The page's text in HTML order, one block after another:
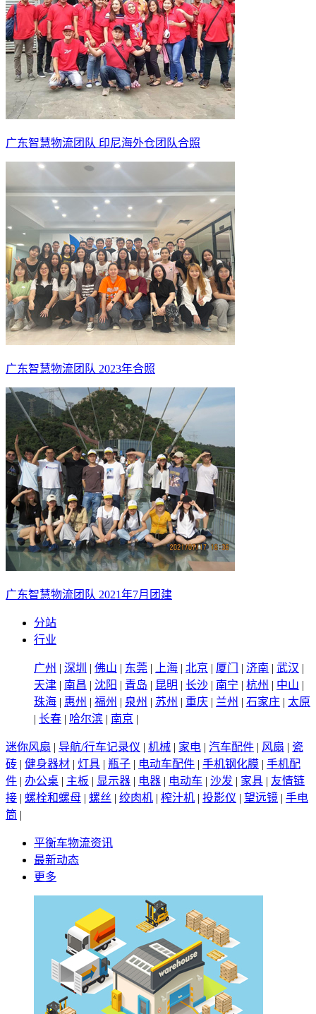
广东智慧物流团队 印尼海外仓团队合照
广东智慧物流团队 2023年合照
广东智慧物流团队 2021年7月团建
分站
行业
广州 | 深圳 | 佛山 | 东莞 | 上海 | 北京 | 厦门 | 济南 | 武汉 |
天津 | 南昌 | 沈阳 | 青岛 | 昆明 | 长沙 | 南宁 | 杭州 | 中山 |
珠海 | 惠州 | 福州 | 泉州 | 苏州 | 重庆 | 兰州 | 石家庄 | 太原
| 长春 | 哈尔滨 | 南京 |
迷你风扇 | 导航/行车记录仪 | 机械 | 家电 | 汽车配件 | 风扇 | 瓷
砖 | 健身器材 | 灯具 | 瓶子 | 电动车配件 | 手机钢化膜 | 手机配
件 | 办公桌 | 主板 | 显示器 | 电器 | 电动车 | 沙发 | 家具 | 友情链
接 | 螺栓和螺母 | 螺丝 | 绞肉机 | 榨汁机 | 投影仪 | 望远镜 | 手电
筒 |
平衡车物流资讯
最新动态
更多